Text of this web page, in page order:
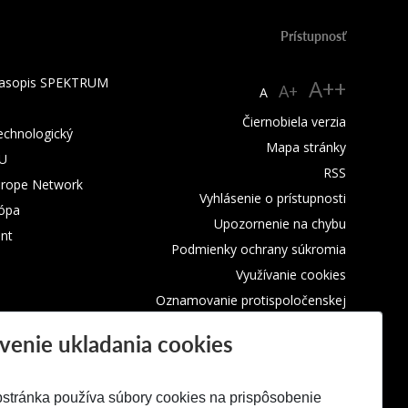
SPEKTRUM
Network
Prístupnosť
A A+ A++
Čiernobiela verzia
Mapa stránky
RSS
Vyhlásenie o prístupnosti
Upozornenie na chybu
Podmienky ochrany súkromia
Využívanie cookies
Oznamovanie protispoločenskej
ukladania cookies
používa súbory cookies na prispôsobenie